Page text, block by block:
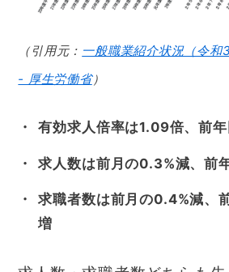
（引用元： 一般職業紹介状況（令
- 厚生労働省）
有効求人倍率は1.09倍、前
求人数は前月の0.3%減、前
求職者数は前月の0.4%減、
増